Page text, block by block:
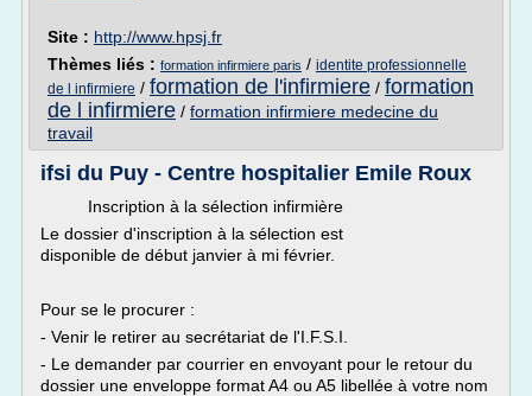
Site : http://www.hpsj.fr
Thèmes liés : formation infirmiere paris / identite professionnelle
de l infirmiere / formation de l'infirmiere / formation
de l infirmiere / formation infirmiere medecine du
travail
ifsi du Puy - Centre hospitalier Emile Roux
Inscription à la sélection infirmière
Le dossier d'inscription à la sélection est
disponible de début janvier à mi février.
Pour se le procurer :
- Venir le retirer au secrétariat de l'I.F.S.I.
- Le demander par courrier en envoyant pour le retour du
dossier une enveloppe format A4 ou A5 libellée à votre nom